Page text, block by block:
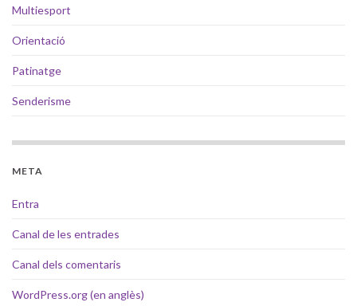
Multiesport
Orientació
Patinatge
Senderisme
META
Entra
Canal de les entrades
Canal dels comentaris
WordPress.org (en anglès)